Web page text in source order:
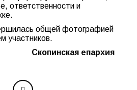
ответственности и
общей фотографией
участников.
Скопинская епархия